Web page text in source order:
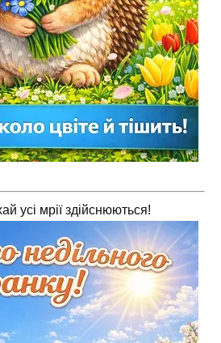
усі мрії здійснюються!